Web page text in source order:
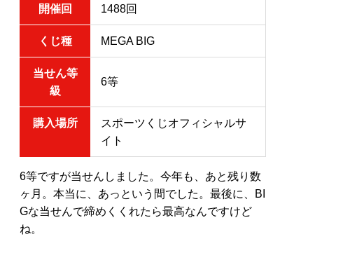
開催回 1488回
くじ種 MEGA BIG
当せん等
級
6等
購入場所
スポーツくじオフィシャルサ
イト
6等ですが当せんしました。今年も、あと残り数
ヶ月。本当に、あっという間でした。最後に、BI
Gな当せんで締めくくれたら最高なんですけど
ね。